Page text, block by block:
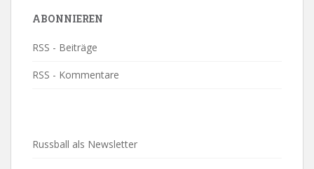
ABONNIEREN
RSS - Beiträge
RSS - Kommentare
Russball als Newsletter